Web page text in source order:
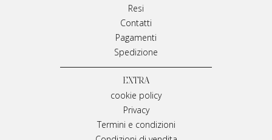
Resi
Contatti
Pagamenti
Spedizione
EXTRA
cookie policy
Privacy
Termini e condizioni